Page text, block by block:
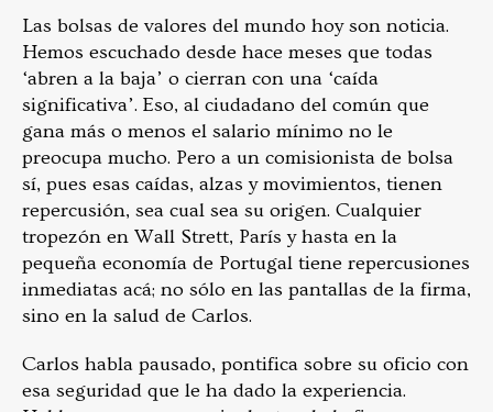
Las bolsas de valores del mundo hoy son noticia.
Hemos escuchado desde hace meses que todas
‘abren a la baja’ o cierran con una ‘caída
significativa’. Eso, al ciudadano del común que
gana más o menos el salario mínimo no le
preocupa mucho. Pero a un comisionista de bolsa
sí, pues esas caídas, alzas y movimientos, tienen
repercusión, sea cual sea su origen. Cualquier
tropezón en Wall Strett, París y hasta en la
pequeña economía de Portugal tiene repercusiones
inmediatas acá; no sólo en las pantallas de la firma,
sino en la salud de Carlos.
Carlos habla pausado, pontifica sobre su oficio con
esa seguridad que le ha dado la experiencia.